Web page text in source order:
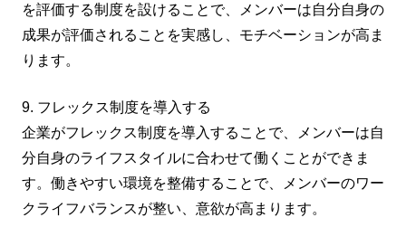
を評価する制度を設けることで、メンバーは自分自身の
成果が評価されることを実感し、モチベーションが高ま
ります。
9. フレックス制度を導入する
企業がフレックス制度を導入することで、メンバーは自
分自身のライフスタイルに合わせて働くことができま
す。働きやすい環境を整備することで、メンバーのワー
クライフバランスが整い、意欲が高まります。